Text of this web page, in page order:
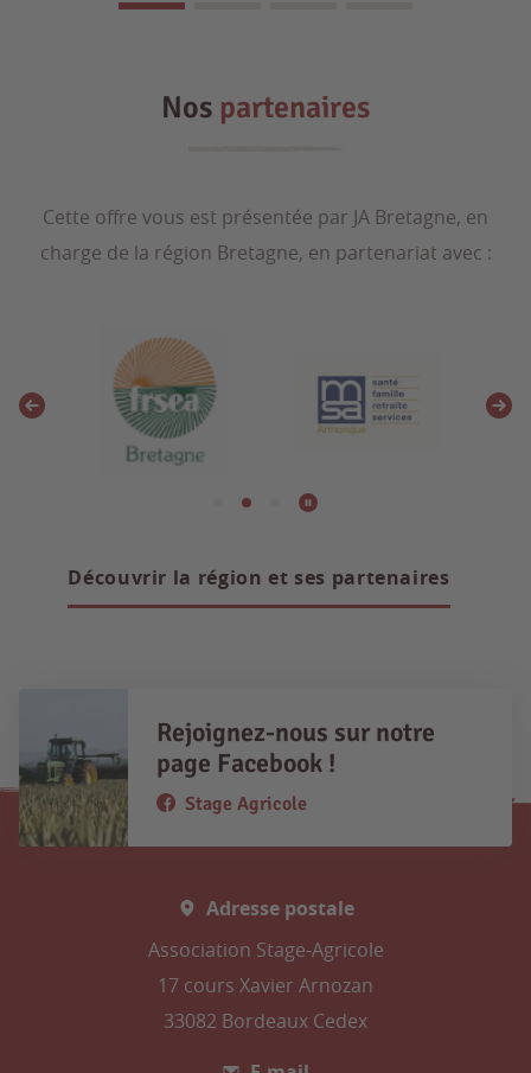
Nos partenaires
Cette offre vous est présentée par JA Bretagne, en
charge de la région Bretagne, en partenariat avec :
Découvrir la région et ses partenaires
Rejoignez-nous sur notre
page Facebook !
Stage Agricole
Adresse postale
Association Stage-Agricole
17 cours Xavier Arnozan
33082 Bordeaux Cedex